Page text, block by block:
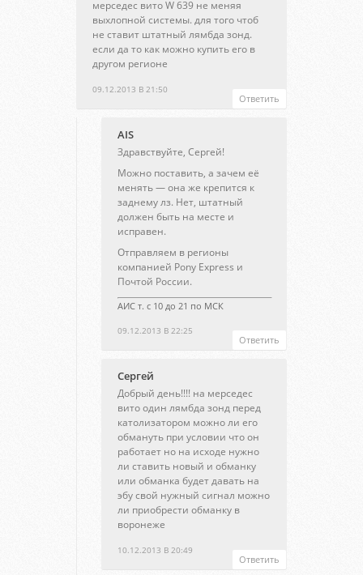
09.12.2013 В 21:50
мерседес вито W 639 не меняя
выхлопной системы. для того чтоб
не ставит штатный лямбда зонд.
если да то как можно купить его в
другом регионе
Ответить
AIS
09.12.2013 В 22:25
Здравствуйте, Сергей!
Можно поставить, а зачем её
менять — она же крепится к
заднему лз. Нет, штатный
должен быть на месте и
исправен.
Отправляем в регионы
компанией Pony Express и
Почтой России.
АИС т. с 10 до 21 по МСК
Ответить
Сергей
10.12.2013 В 20:49
Добрый день!!!! на мерседес
вито один лямбда зонд перед
католизатором можно ли его
обмануть при условии что он
работает но на исходе нужно
ли ставить новый и обманку
или обманка будет давать на
эбу свой нужный сигнал можно
ли приобрести обманку в
воронеже
Ответить